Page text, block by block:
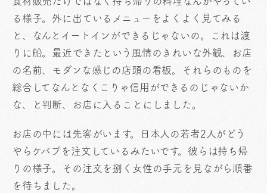
る様子。外に出ているメニューをよくよく見てみる
と、なんとイートインができるじゃないの。これは渡
りに船。最近できたという風情のきれいな外観、お店
の名前、モダンな感じの店頭の看板。それらのものを
総合してなんとなくこりゃ信用ができるのじゃないか
な、と判断、お店に入ることにしました。
お店の中には先客がいます。日本人の若者2人がどう
やらケバブを注文しているみたいです。彼らは持ち帰
りの様子。その注文を捌く女性の手元を見ながら順番
を待ちました。